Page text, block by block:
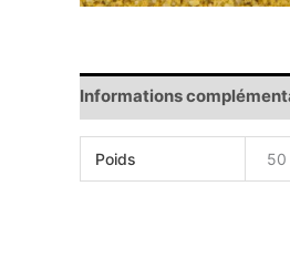
Informations
Poids 50